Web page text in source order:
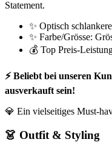
Statement.
✨ Optisch
✨ Farbe/Grösse:
💰 Top Preis-
⚡ Beliebt bei unseren
ausverkauft sein!
💎 Ein vielseitiges Must-
👗 Outfit & Styling